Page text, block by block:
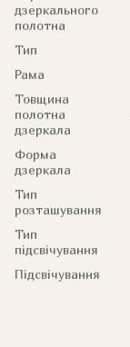
дзеркального
полотна
Тип
Рама
Товщина
полотна
дзеркала
Форма
дзеркала
Тип
розташування
Тип
підсвічування
Підсвічування